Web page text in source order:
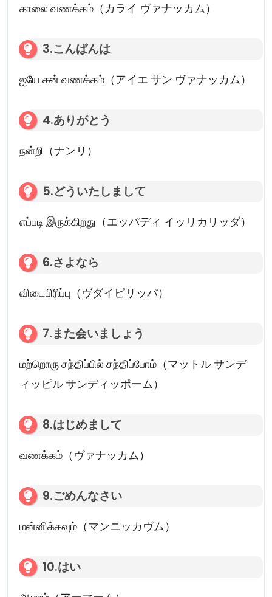
காலை வணக்கம்（カライ ヴァナッカム）
3.こんばんは
ஐயே சன் வணக்கம்（アイエ サン ヴァナッカム）
4.ありがとう
நன்றி（ナンリ）
5.どういたしまして
எப்படி இருக்கிறது（エッパディ イッリカリッダ）
6.さよなら
விடைபிரிப்பு（ヴダイピリッパ）
7.また会いましょう
மற்றொரு சந்திப்பில் சந்திப்போம்（マットル サンデ
ィッピル サンディッポーム）
8.はじめまして
வணக்கம்（ヴァナッカム）
9.ごめんなさい
மன்னிக்கவும்（マンニッカヴム）
10.はい